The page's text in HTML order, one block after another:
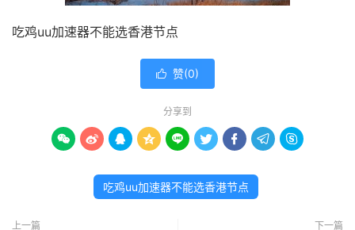
吃鸡uu加速器不能选香港节点
 赞(0)
分享到
        
吃鸡uu加速器不能选香港节点
上一篇 下一篇